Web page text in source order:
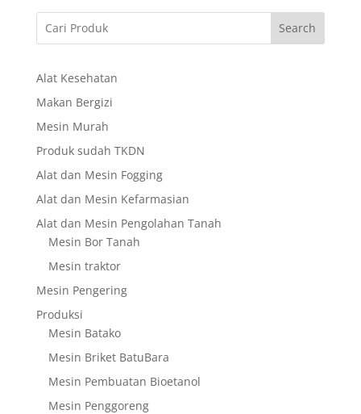
Search
Alat Kesehatan
Makan Bergizi
Mesin Murah
Produk sudah TKDN
Alat dan Mesin Fogging
Alat dan Mesin Kefarmasian
Alat dan Mesin Pengolahan Tanah
Mesin Bor Tanah
Mesin traktor
Mesin Pengering
Produksi
Mesin Batako
Mesin Briket BatuBara
Mesin Pembuatan Bioetanol
Mesin Penggoreng